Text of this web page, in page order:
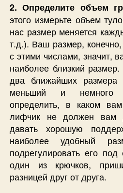
2. Определите объем
этого измерьте объем
нас размер меняется
т.д.). Ваш размер,
с этими числами, значит,
наиболее близкий
два ближайших
меньший и немного
определить, в каком
лифчик не должен вам
давать хорошую
наиболее удобный
подрегулировать его под
один из крючков,
разницей друг от друга.